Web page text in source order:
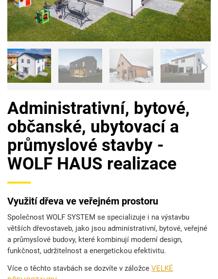
Administrativní, bytové,
občanské, ubytovací a
průmyslové stavby -
WOLF HAUS realizace
Využití dřeva ve veřejném prostoru
Společnost WOLF SYSTEM se specializuje i na výstavbu
větších dřevostaveb, jako jsou administrativní, bytové, veřejné
a průmyslové budovy, které kombinují moderní design,
funkčnost, udržitelnost a energetickou efektivitu.
Více o těchto stavbách se dozvíte v záložce VELKÉ